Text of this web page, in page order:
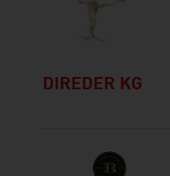
DIREDER KG